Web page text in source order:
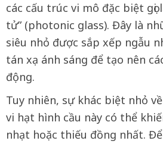
các cấu trúc vi mô đặc biệt
tử” (photonic glass). Đây là
siêu nhỏ được sắp xếp ngẫu
tán xạ ánh sáng để tạo nên
động.
Tuy nhiên, sự khác biệt nhỏ
vi hạt hình cầu này có thể
nhạt hoặc thiếu đồng nhất.